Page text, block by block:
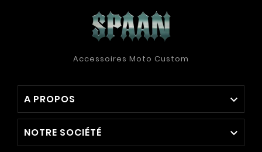
Accessoires Moto Custom
A PROPOS 
NOTRE SOCIÉTÉ 